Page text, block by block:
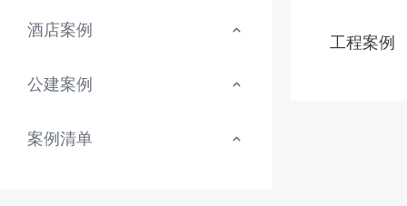
酒店案例
公建案例
案例清单
工程案例